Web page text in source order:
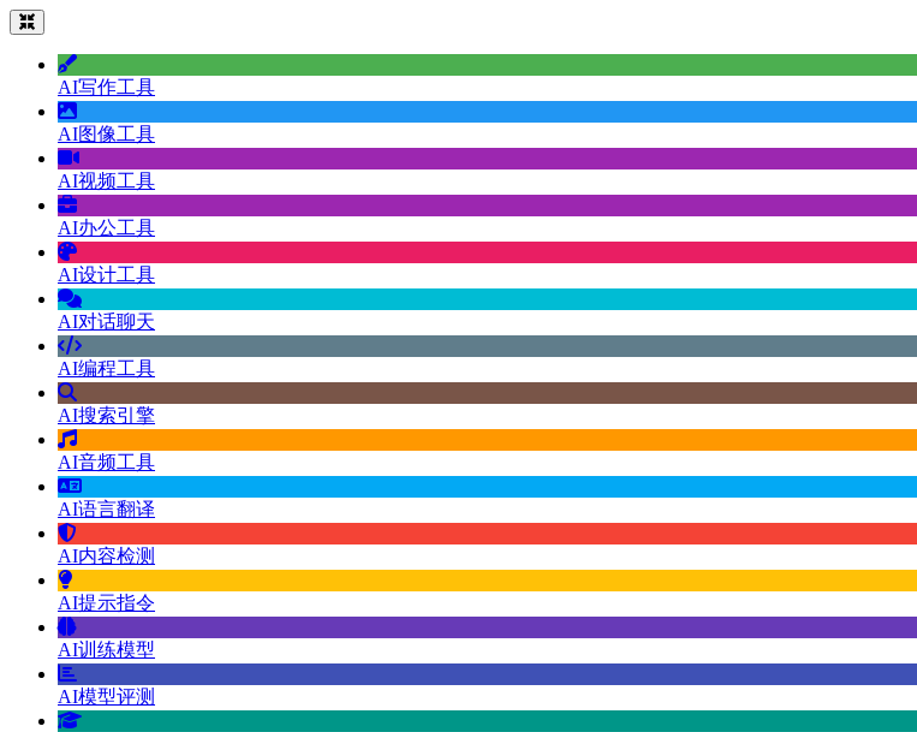
AI写作工具
AI图像工具
AI视频工具
AI办公工具
AI设计工具
AI对话聊天
AI编程工具
AI搜索引擎
AI音频工具
AI语言翻译
AI内容检测
AI提示指令
AI训练模型
AI模型评测